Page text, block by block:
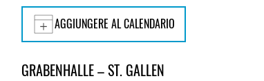
AGGIUNGERE AL CALENDARIO
GRABENHALLE – ST. GALLEN